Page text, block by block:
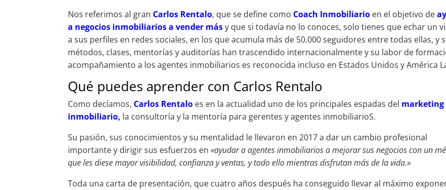
Nos referimos al gran Carlos Rentalo, que se define como Coach Inmobiliario en el objetivo de
a negocios inmobiliarios a vender másy que si todavía no lo conoces, solo tienes que echar un
a sus perfiles en redes sociales, en los que acumula más de 50.000 seguidores entre todas ellas, y
métodos, clases, mentorías y auditorías han trascendido internacionalmente y su labor de
acompañamiento a los agentes inmobiliarios es reconocida incluso en Estados Unidos y América
Qué puedes aprender con Carlos Rentalo
Como decíamos, Carlos Rentalo es en la actualidad uno de los principales espadas del marketing
inmobiliario, la consultoría y la mentoría para gerentes y agentes inmobiliarioS.
Su pasión, sus conocimientos y su mentalidad le llevaron en 2017 a dar un cambio profesional
importante y dirigir sus esfuerzos en«ayudar a agentes inmobiliarios a mejorar sus negocios con un
que les diese mayor visibilidad, confianza y ventas, y todo ello mientras disfrutan más de la vida.»
Toda una carta de presentación, que cuatro años después ha conseguido llevar al máximo